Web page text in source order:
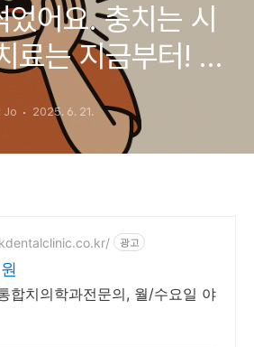
어요. 충치는 시
료는 지금부터! 유
충치 치료 가이드
Jo 2025. 6. 21.
광고
합치의학과전문의, 월/수요일 야